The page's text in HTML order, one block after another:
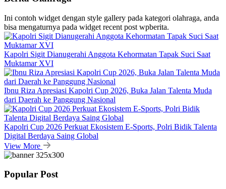
Ini contoh widget dengan style gallery pada kategori olahraga, anda
bisa mengaturnya pada widget recent post wpberita.
Kapolri Sigit Dianugerahi Anggota Kehormatan Tapak Suci Saat
Muktamar XVI
Ibnu Riza Apresiasi Kapolri Cup 2026, Buka Jalan Talenta Muda
dari Daerah ke Panggung Nasional
Kapolri Cup 2026 Perkuat Ekosistem E-Sports, Polri Bidik Talenta
Digital Berdaya Saing Global
View More
Popular Post